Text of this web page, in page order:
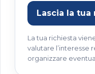
Lascia la tua
La tua richiesta
valutare l’interesse
organizzare